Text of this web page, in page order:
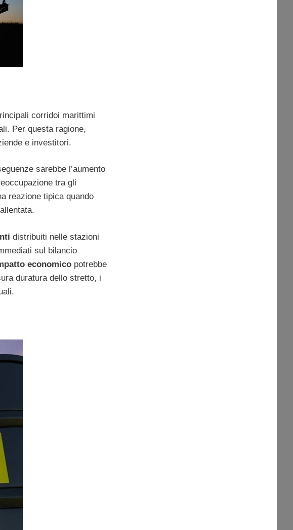
corridoi marittimi
Per questa ragione,
e investitori.
sarebbe l’aumento
tra gli
reazione tipica quando
distribuiti nelle stazioni
sul bilancio
economico potrebbe
duratura dello stretto, i